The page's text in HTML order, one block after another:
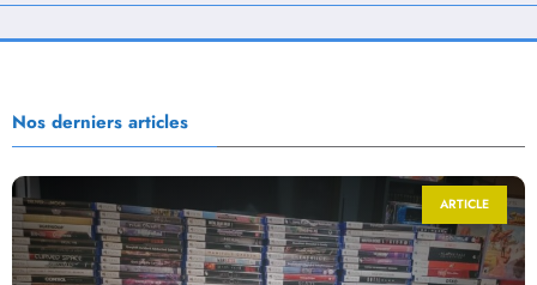
Nos derniers articles
ARTICLE